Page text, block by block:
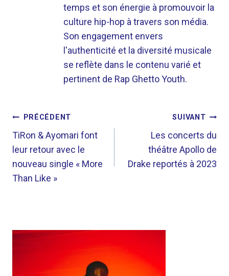
temps et son énergie à promouvoir la
culture hip-hop à travers son média.
Son engagement envers
l'authenticité et la diversité musicale
se reflète dans le contenu varié et
pertinent de Rap Ghetto Youth.
NAVIGATION
DE
L’ARTICLE
PRÉCÉDENT
TiRon & Ayomari font
leur retour avec le
nouveau single « More
Than Like »
SUIVANT
Les concerts du
théâtre Apollo de
Drake reportés à 2023